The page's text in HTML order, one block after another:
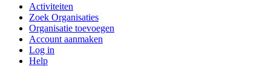
Activiteiten
Zoek Organisaties
Organisatie toevoegen
Account aanmaken
Log in
Help